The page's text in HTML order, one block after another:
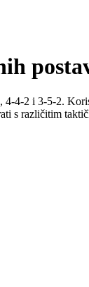
4-2 i 3-5-2.
s različitim